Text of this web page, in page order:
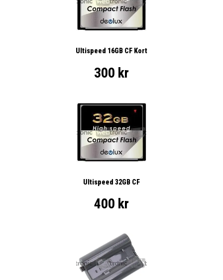
Ultispeed 16GB CF Kort
300 kr
Ultispeed 32GB CF
400 kr